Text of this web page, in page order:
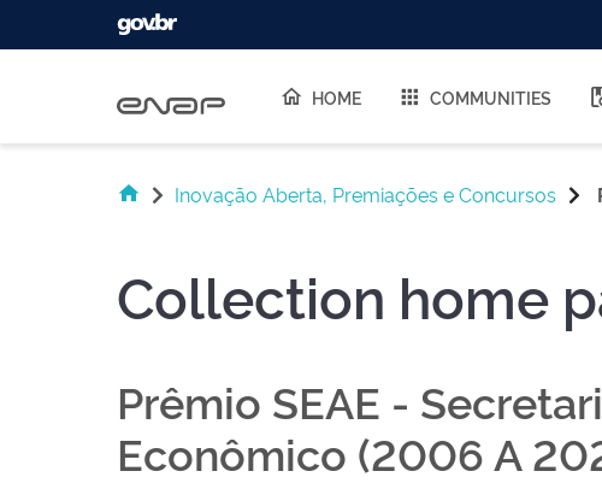
HOME COMMUNITIES
Inovação Aberta, Premiações e Concursos
Collection home
Prêmio SEAE -
Econômico (2006 A